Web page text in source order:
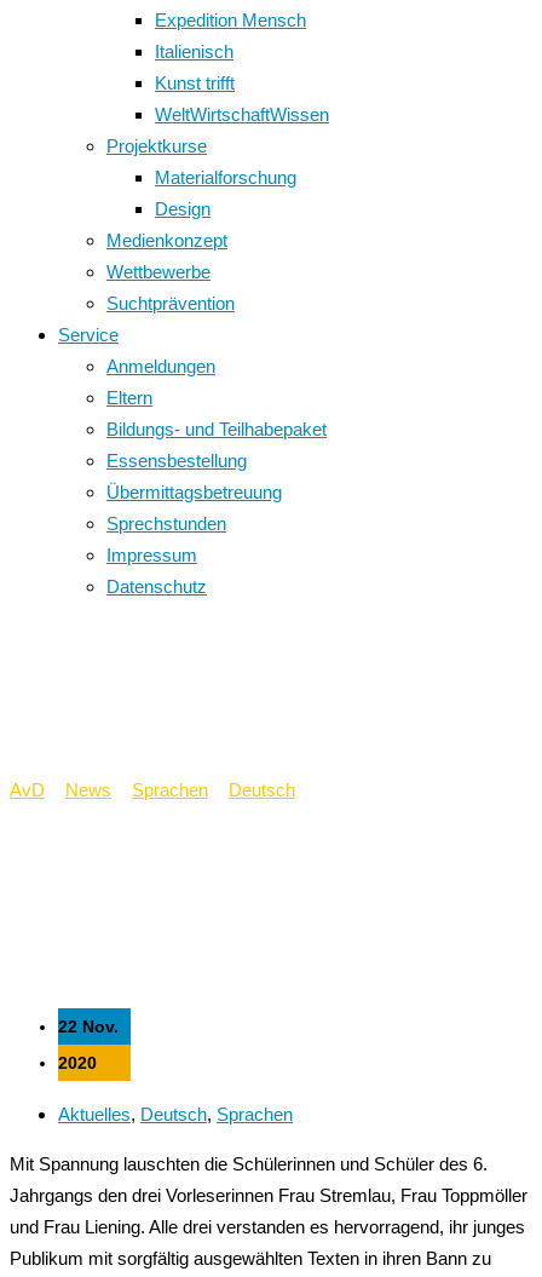
Expedition Mensch
Italienisch
Kunst trifft
WeltWirtschaftWissen
Projektkurse
Materialforschung
Design
Medienkonzept
Wettbewerbe
Suchtprävention
Service
Anmeldungen
Eltern
Bildungs- und Teilhabepaket
Essensbestellung
Übermittagsbetreuung
Sprechstunden
Impressum
Datenschutz
AvD News Sprachen Deutsch
22 Nov.
2020
Aktuelles, Deutsch, Sprachen
Mit Spannung lauschten die Schülerinnen und Schüler des 6.
Jahrgangs den drei Vorleserinnen Frau Stremlau, Frau Toppmöller
und Frau Liening. Alle drei verstanden es hervorragend, ihr junges
Publikum mit sorgfältig ausgewählten Texten in ihren Bann zu